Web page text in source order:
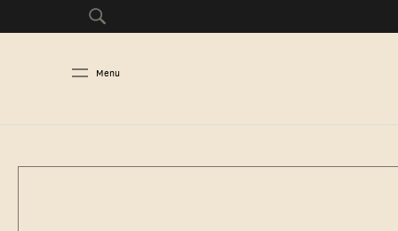
Menu